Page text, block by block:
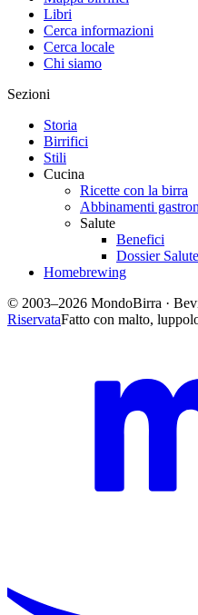
Libri
Cerca informazioni
Cerca locale
Chi siamo
Sezioni
Storia
Birrifici
Stili
Cucina
Ricette con la birra
Abbinamenti
Salute
Benefici
Dossier Salute
Homebrewing
© 2003–2026 MondoBirra ·
RiservataFatto con malto,